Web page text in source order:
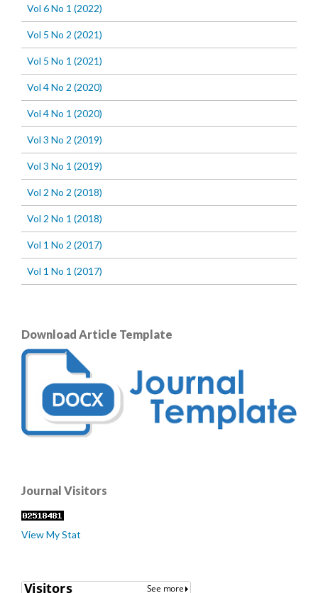
Vol 6 No 1 (2022)
Vol 5 No 2 (2021)
Vol 5 No 1 (2021)
Vol 4 No 2 (2020)
Vol 4 No 1 (2020)
Vol 3 No 2 (2019)
Vol 3 No 1 (2019)
Vol 2 No 2 (2018)
Vol 2 No 1 (2018)
Vol 1 No 2 (2017)
Vol 1 No 1 (2017)
Download Article Template
Journal Visitors
View My Stat